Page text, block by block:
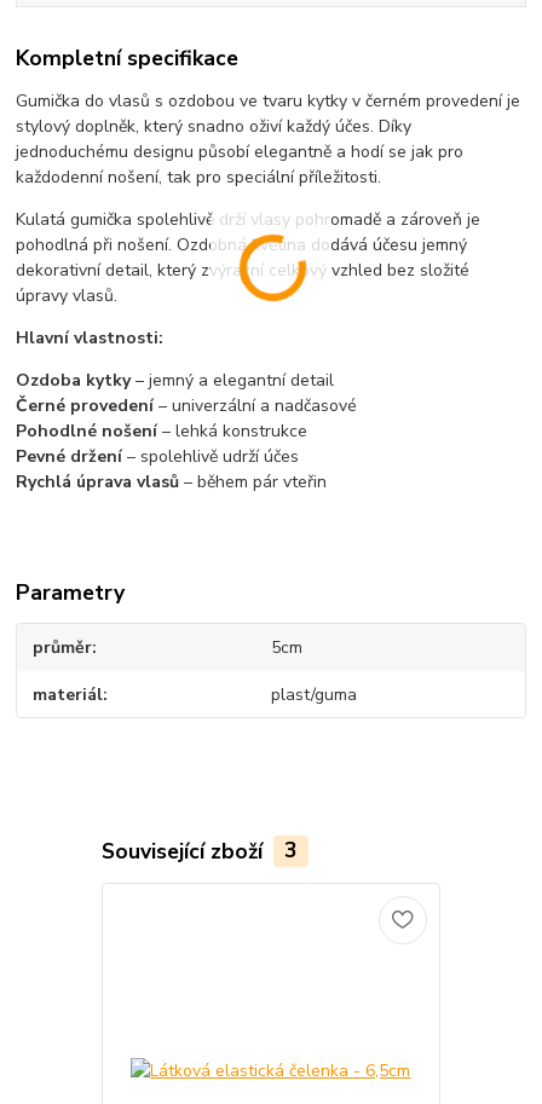
Kompletní specifikace
Gumička do vlasů s ozdobou ve tvaru kytky v černém provedení je
stylový doplněk, který snadno oživí každý účes. Díky
jednoduchému designu působí elegantně a hodí se jak pro
každodenní nošení, tak pro speciální příležitosti.
Kulatá gumička spolehlivě drží vlasy pohromadě a zároveň je
pohodlná při nošení. Ozdobná květina dodává účesu jemný
dekorativní detail, který zvýrazní celkový vzhled bez složité
úpravy vlasů.
Hlavní vlastnosti:
Ozdoba kytky– jemný a elegantní detail
Černé provedení– univerzální a nadčasové
Pohodlné nošení– lehká konstrukce
Pevné držení– spolehlivě udrží účes
Rychlá úprava vlasů – během pár vteřin
Parametry
průměr 5cm
materiál plast/guma
Související zboží 3